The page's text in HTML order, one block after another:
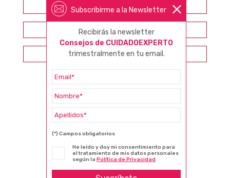
Subscribirme a la Newsletter
Recibirás la newsletter
Consejos de CUIDADOEXPERTO
trimestralmente en tu email.
(*) Campos obligatorios
He leído y doy mi consentimiento para
el tratamiento de mis datos personales
según la Política de Privacidad
Farmacéutico
Otros profesionales sanitarios
Consumidor